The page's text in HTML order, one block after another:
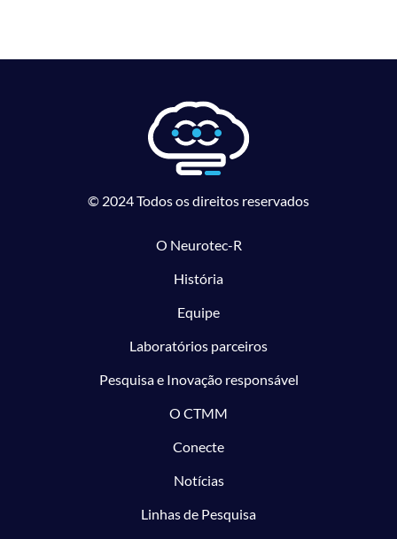
© 2024 Todos os direitos reservados
O Neurotec-R
História
Equipe
Laboratórios parceiros
Pesquisa e Inovação responsável
O CTMM
Conecte
Notícias
Linhas de Pesquisa